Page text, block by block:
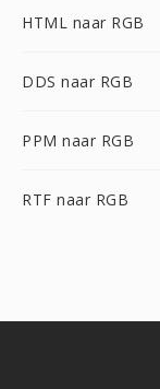
HTML naar RGB
DDS naar RGB
PPM naar RGB
RTF naar RGB